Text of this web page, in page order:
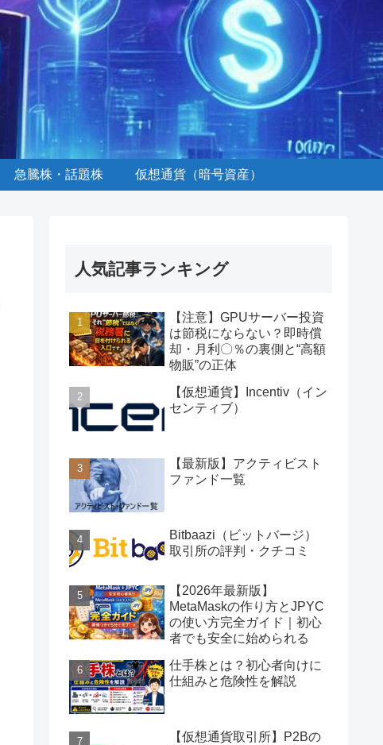
急騰株・話題株 仮想通貨（暗号資産）
人気記事ランキング
【注意】GPUサーバー投資
は節税にならない？即時償
却・月利〇％の裏側と“高額
物販”の正体
【仮想通貨】Incentiv（イン
センティブ）
【最新版】アクティビスト
ファンド一覧
Bitbaazi（ビットバージ）
取引所の評判・クチコミ
【2026年最新版】
MetaMaskの作り方とJPYC
の使い方完全ガイド｜初心
者でも安全に始められる
仕手株とは？初心者向けに
仕組みと危険性を解説
【仮想通貨取引所】P2Bの